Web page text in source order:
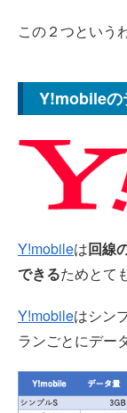
この２つという
Y!mobileの
Y!mobileは回線
できるためとて
Y!mobileはシン
ランごとにデー